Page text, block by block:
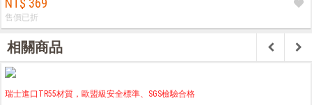
NT$ 369
售價已折
相關商品
瑞士進口TR55材質，歐盟級安全標準、SGS檢驗合格